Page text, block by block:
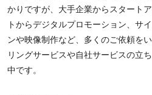
かりですが、大手企業からスタート
トからデジタルプロモーション、サ
ンや映像制作など、多くのご依頼を
リングサービスや自社サービスの立
中です。